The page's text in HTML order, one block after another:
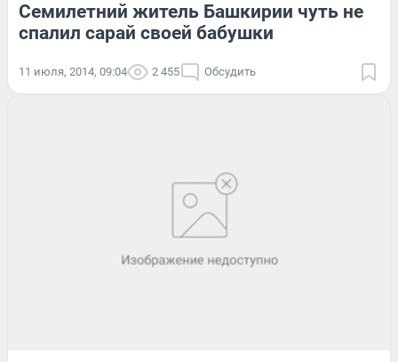
Семилетний житель Башкирии чуть не
спалил сарай своей бабушки
11 июля, 2014, 09:04 2 455 Обсудить